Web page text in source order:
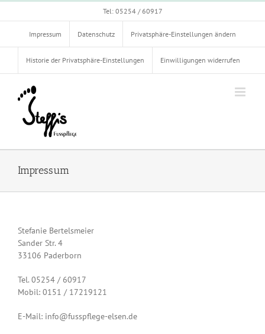
Zum
springen
Tel: 05254 / 60917
Impressum Datenschutz Privatsphäre-Einstellungen ändern
Historie der Privatsphäre-Einstellungen Einwilligungen widerrufen
Impressum
Stefanie Bertelsmeier
Sander Str. 4
33106 Paderborn
Tel. 05254 / 60917
Mobil: 0151 / 17219121
E-Mail: info@fusspflege-elsen.de